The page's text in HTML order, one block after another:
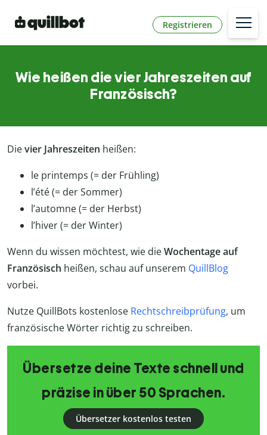
Registrieren
Wie heißen die vier Jahreszeiten auf
Französisch?
Dievier Jahreszeiten heißen:
le printemps (= der Frühling)
l’été (= der Sommer)
l’automne (= der Herbst)
l’hiver (= der Winter)
Wenn du wissen möchtest, wie dieWochentage auf
Französisch heißen, schau auf unserem QuillBlog
vorbei.
Nutze QuillBots kostenlose Rechtschreibprüfung, um
französische Wörter richtig zu schreiben.
Übersetze deine Texte schnell und
präzise in über 50 Sprachen.
Übersetzer kostenlos testen